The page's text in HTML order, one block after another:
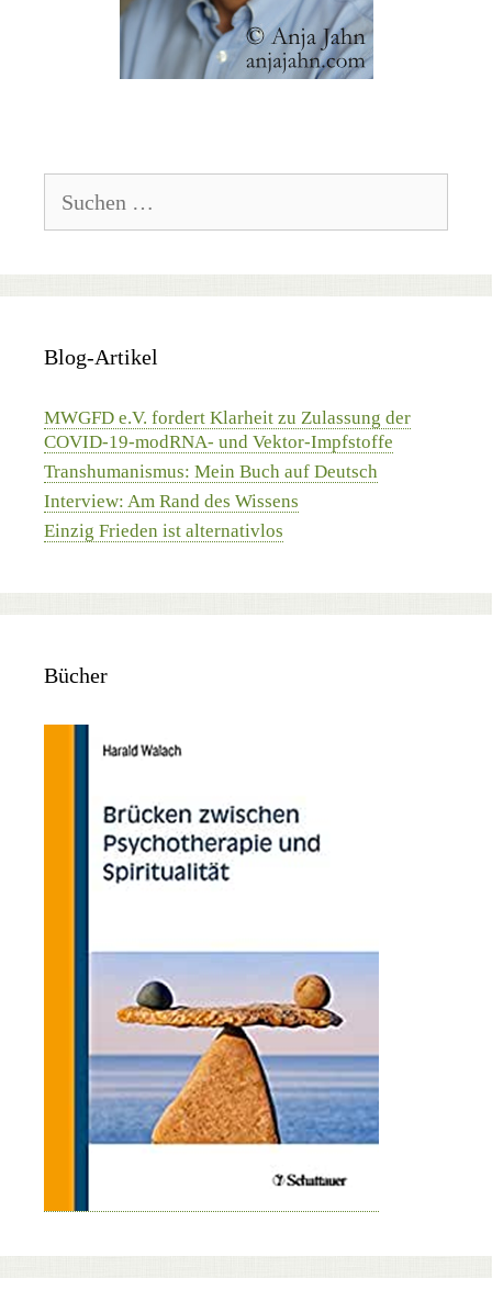
nach:
Blog-Artikel
MWGFD e.V. fordert Klarheit zu Zulassung der
COVID-19-modRNA- und Vektor-Impfstoffe
Transhumanismus: Mein Buch auf Deutsch
Interview: Am Rand des Wissens
Einzig Frieden ist alternativlos
Bücher